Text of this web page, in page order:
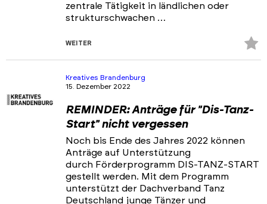
zentrale Tätigkeit in ländlichen oder
strukturschwachen …
WEITER
Kreatives Brandenburg
15. Dezember 2022
REMINDER: Anträge für "Dis-Tanz-
Start" nicht vergessen
Noch bis Ende des Jahres 2022 können
Anträge auf Unterstützung
durch Förderprogramm DIS-TANZ-START
gestellt werden. Mit dem Programm
unterstützt der Dachverband Tanz
Deutschland junge Tänzer und